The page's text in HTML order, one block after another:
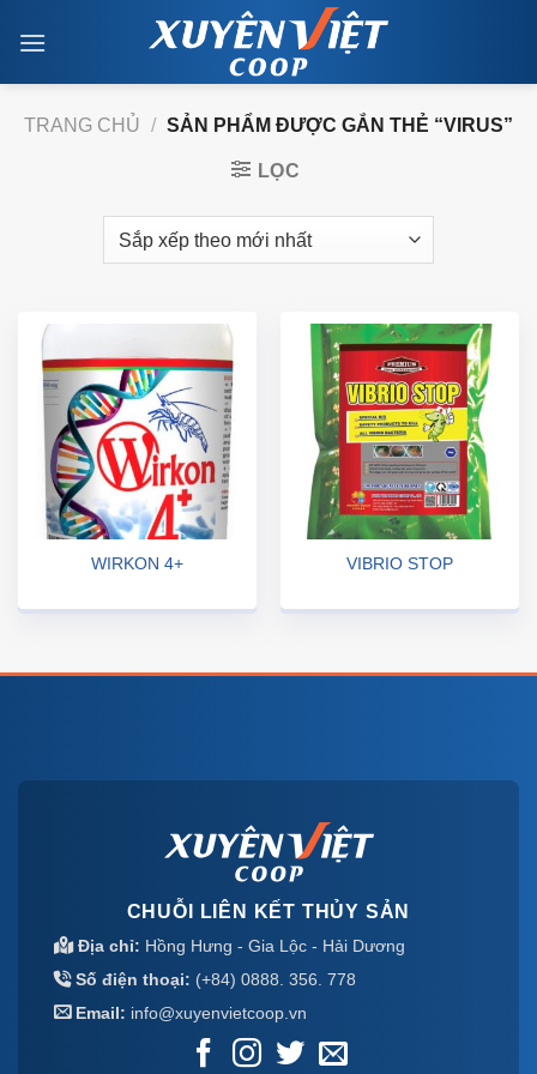
TRANG CHỦ / SẢN PHẨM ĐƯỢC GẮN THẺ “VIRUS”
LỌC
WIRKON 4+ VIBRIO STOP
CHUỖI LIÊN KẾT THỦY SẢN
Địa chỉ: Hồng Hưng - Gia Lộc - Hải Dương
Số điện thoại: (+84) 0888. 356. 778
Email: info@xuyenvietcoop.vn